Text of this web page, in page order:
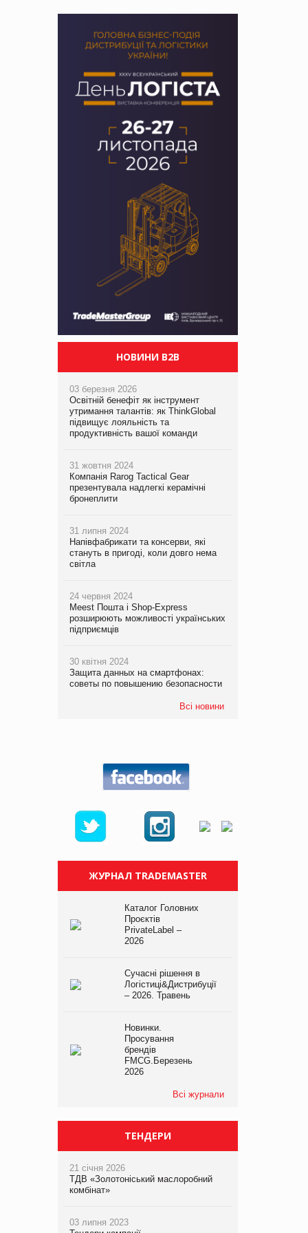
НОВИНИ B2B
03 березня 2026
Освітній бенефіт як інструмент
утримання талантів: як ThinkGlobal
підвищує лояльність та
продуктивність вашої команди
31 жовтня 2024
Компанія Rarog Tactical Gear
презентувала надлегкі керамічні
бронеплити
31 липня 2024
Напівфабрикати та консерви, які
стануть в пригоді, коли довго нема
світла
24 червня 2024
Meest Пошта і Shop-Express
розширюють можливості українських
підприємців
30 квітня 2024
Защита данных на смартфонах:
советы по повышению безопасности
Всі новини
ЖУРНАЛ TRADEMASTER
Каталог Головних
Проєктів
PrivateLabel –
2026
Сучасні рішення в
Логістиці&Дистрибуції
– 2026. Травень
Новинки.
Просування
брендів
FMCG.Березень
2026
Всі журнали
ТЕНДЕРИ
21 січня 2026
ТДВ «Золотоніський маслоробний
комбінат»
03 липня 2023